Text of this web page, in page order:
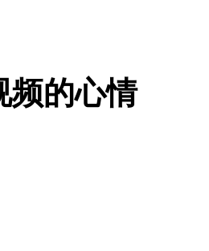
风雨吹塌
频的心情